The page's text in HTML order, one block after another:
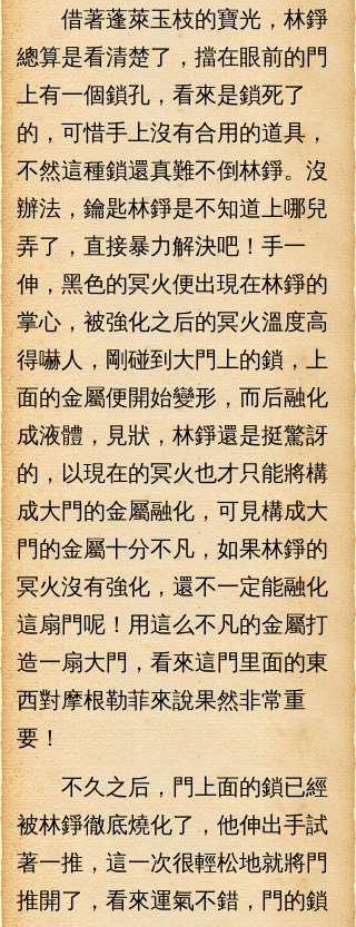
借著蓬萊玉枝的寶光，林錚
總算是看清楚了，擋在眼前的門
上有一個鎖孔，看來是鎖死了
的，可惜手上沒有合用的道具，
不然這種鎖還真難不倒林錚。沒
辦法，鑰匙林錚是不知道上哪兒
弄了，直接暴力解決吧！手一
伸，黑色的冥火便出現在林錚的
掌心，被強化之后的冥火溫度高
得嚇人，剛碰到大門上的鎖，上
面的金屬便開始變形，而后融化
成液體，見狀，林錚還是挺驚訝
的，以現在的冥火也才只能將構
成大門的金屬融化，可見構成大
門的金屬十分不凡，如果林錚的
冥火沒有強化，還不一定能融化
這扇門呢！用這么不凡的金屬打
造一扇大門，看來這門里面的東
西對摩根勒菲來說果然非常重
要！
不久之后，門上面的鎖已經
被林錚徹底燒化了，他伸出手試
著一推，這一次很輕松地就將門
推開了，看來運氣不錯，門的鎖